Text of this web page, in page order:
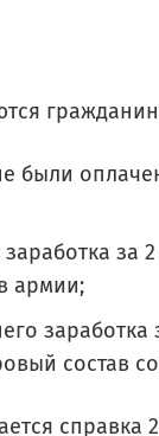
были
за
армии;
заработка
состав